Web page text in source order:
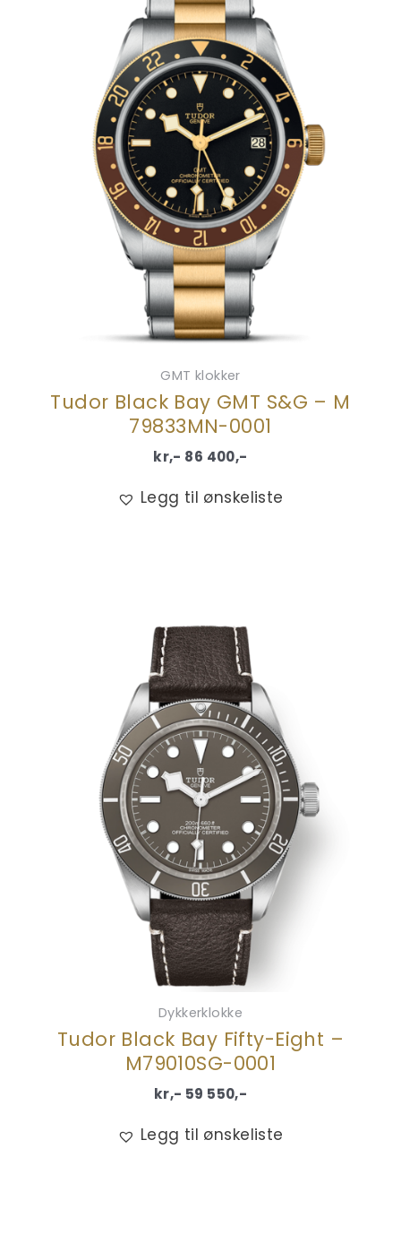
GMT klokker
Tudor Black Bay GMT S&G – M
79833MN-0001
kr,- 86 400,-
Legg til ønskeliste
Dykkerklokke
Tudor Black Bay Fifty-Eight –
M79010SG-0001
kr,- 59 550,-
Legg til ønskeliste